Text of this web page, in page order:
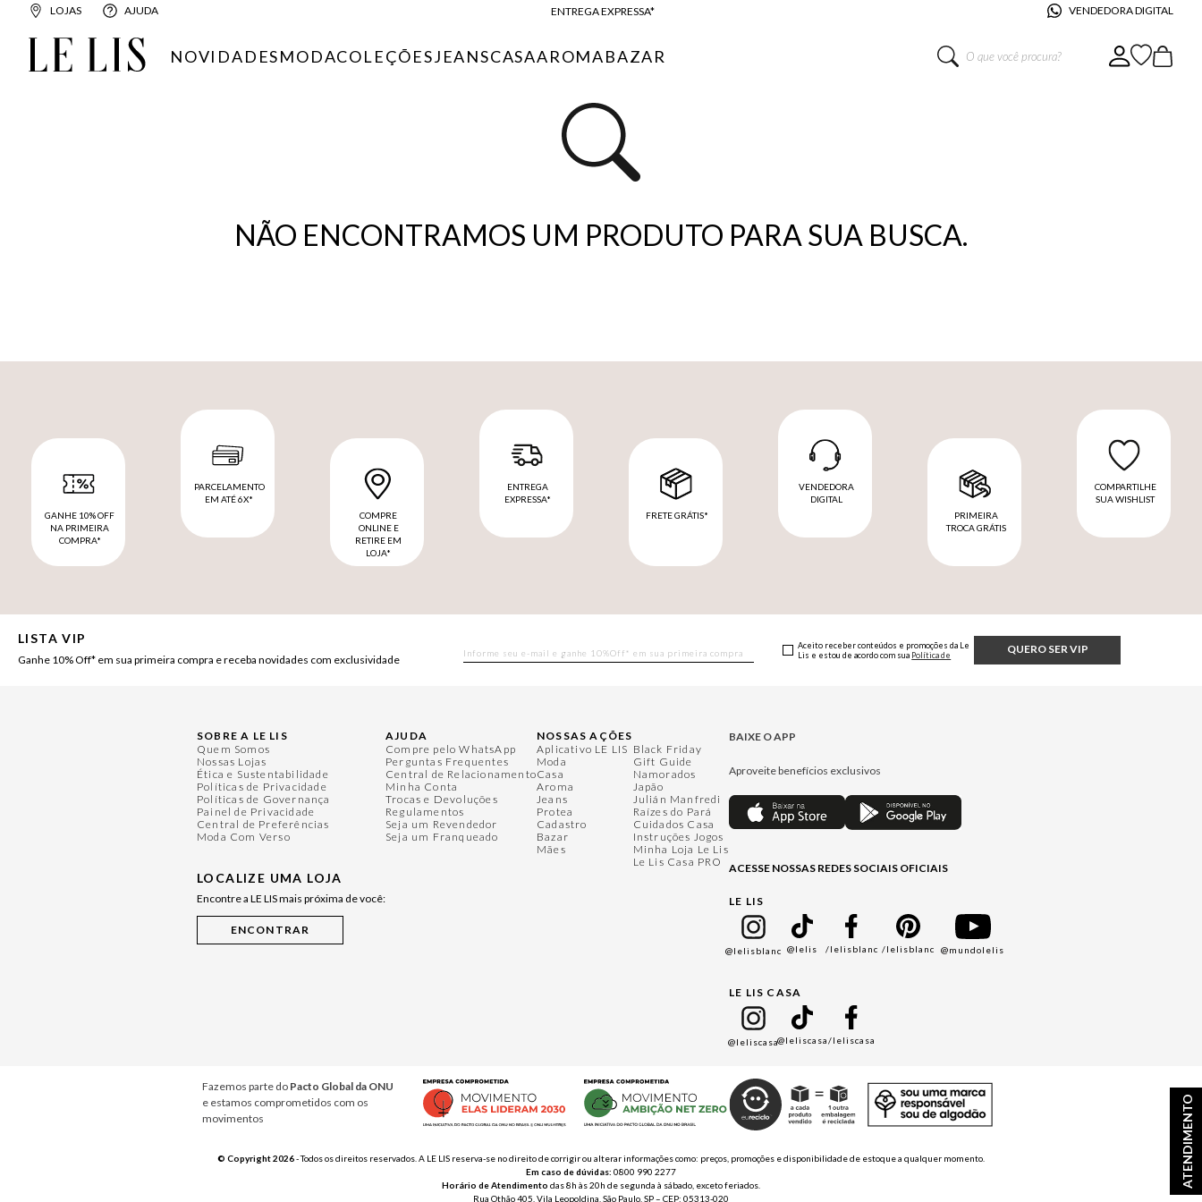
LOJAS AJUDA
ENTREGA EXPRESSA*
BAIXE O APP
VENDEDORA DIGITAL
ATENDIMENTO
NOVIDADESMODACOLEÇÕESJEANSCASAAROMABAZAR
O que você procura?
NÃO ENCONTRAMOS UM PRODUTO PARA SUA BUSCA.
GANHE 10% OFF
NA PRIMEIRA
COMPRA*
PARCELAMENTO
EM ATÉ 6X*
COMPRE
ONLINE E
RETIRE EM
LOJA*
ENTREGA
EXPRESSA*
FRETE GRÁTIS*
VENDEDORA
DIGITAL
PRIMEIRA
TROCA GRÁTIS
COMPARTILHE
SUA WISHLIST
LISTA VIP
Ganhe 10% Off* em sua primeira compra e receba novidades com exclusividade
QUERO SER VIP
Aceito receber conteúdos e promoções da Le
Lis e estou de acordo com sua Política de
SOBRE A LE LIS
Quem Somos
Nossas Lojas
Ética e Sustentabilidade
Políticas de Privacidade
Políticas de Governança
Painel de Privacidade
Central de Preferências
Moda Com Verso
LOCALIZE UMA LOJA
Encontre a LE LIS mais próxima de você:
AJUDA
Compre pelo WhatsApp
Perguntas Frequentes
Central de Relacionamento
Minha Conta
Trocas e Devoluções
Regulamentos
Seja um Revendedor
Seja um Franqueado
NOSSAS AÇÕES
Aplicativo LE LIS
Moda
Casa
Aroma
Jeans
Protea
Cadastro
Bazar
Mães
Black Friday
Gift Guide
Namorados
Japão
Julián Manfredi
Raízes do Pará
Cuidados Casa
Instruções Jogos
Minha Loja Le Lis
Le Lis Casa PRO
BAIXE O APP
Aproveite benefícios exclusivos
ACESSE NOSSAS REDES SOCIAIS OFICIAIS
LE LIS
@lelisblanc @lelis /lelisblanc /lelisblanc @mundolelis
LE LIS CASA
@leliscasa@leliscasa/leliscasa
Fazemos parte do Pacto Global da ONU
e estamos comprometidos com os
movimentos
© Copyright 2026- Todos os direitos reservados. A LE LIS reserva-se no direito de corrigir ou alterar informações como: preços, promoções e disponibilidade de estoque a qualquer momento.
Em caso de dúvidas: 0800 990 2277
Horário de Atendimento das 8h às 20h de segunda à sábado, exceto feriados.
Rua Othão 405, Vila Leopoldina, São Paulo, SP – CEP: 05313-020